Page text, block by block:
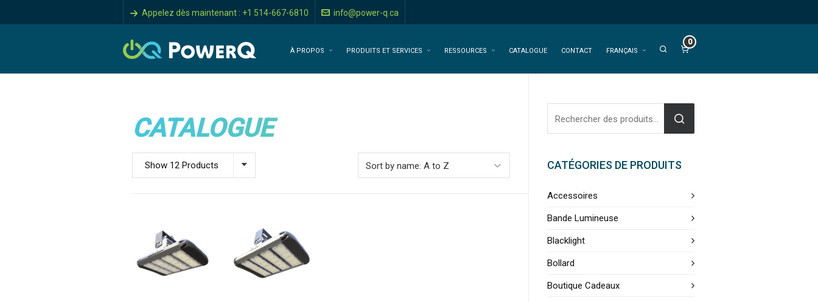
Appelez dès maintenant : +1 514-667-6810 info@power-q.ca
À PROPOS PRODUITS ET SERVICES RESSOURCES CATALOGUE CONTACT FRANÇAIS
0
CATALOGUE
Show 12 Products CATÉGORIES DE PRODUITS
Accessoires
Bande Lumineuse
Blacklight
Bollard
Boutique Cadeaux